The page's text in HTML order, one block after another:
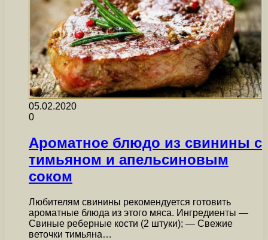
05.02.2020
0
Ароматное блюдо из свинины с
тимьяном и апельсиновым
соком
Любителям свинины рекомендуется готовить
ароматные блюда из этого мяса. Ингредиенты —
Свиные реберные кости (2 штуки); — Свежие
веточки тимьяна…